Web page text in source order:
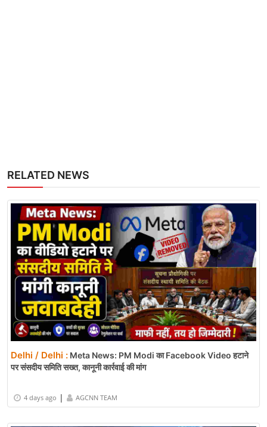
RELATED NEWS
Delhi / Delhi : Meta News: PM Modi का Facebook Video हटाने
पर संसदीय समिति सख्त, कानूनी कार्रवाई की मांग
4 days ago | AGCNN TEAM